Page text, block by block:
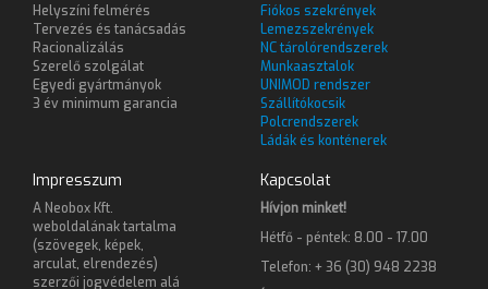
Helyszíni felmérés
Tervezés és tanácsadás
Racionalizálás
Szerelő szolgálat
Egyedi gyártmányok
3 év minimum garancia
Fiókos szekrények
Lemezszekrények
NC tárolórendszerek
Munkaasztalok
UNIMOD rendszer
Szállítókocsik
Polcrendszerek
Ládák és konténerek
Impresszum
A Neobox Kft.
weboldalának tartalma
(szövegek, képek,
arculat, elrendezés)
szerzői jogvédelem alá
Kapcsolat
Hívjon minket!
Hétfő - péntek: 8.00 - 17.00
Telefon: + 36 (30) 948 2238